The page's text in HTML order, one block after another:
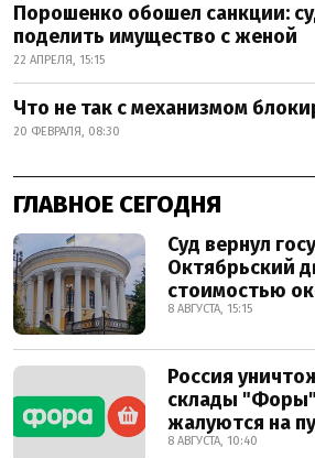
Порошенко обошел санкции:
поделить имущество с женой
22 АПРЕЛЯ, 15:15
Что не так с механизмом
20 ФЕВРАЛЯ, 08:30
ГЛАВНОЕ СЕГОДНЯ
Суд вернул
Октябрьский
стоимостью
8 АВГУСТА, 15:15
Россия
склады
жалуются на
8 АВГУСТА, 10:40